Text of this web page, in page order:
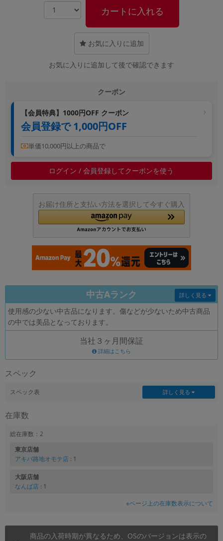
カートに入れる
お気に入りに追加
お気に入りに追加して後で確認できます
クーポン
【会員特典】1000円OFF クーポン
会員登録で 1,000円OFF
単価10,000円以上の商品で
ログイン / 会員登録してクーポンを使う
お届け住所と支払い方法を選択して今すぐ購入
中古Aランク
使用感の少ない中古品になります。傷などが少ないため中古商品
の中では美品となっております。
詳しく見る
当社３ヶ月間保証
詳細はこちら
スペック
スペック表 詳しく見る
在庫数
総在庫数：2
東京店舗
アキバ路地オモテ店 : 1
大阪店舗
なんば店 : 1
※ページ上の在庫数表示について
商品の入荷時期が異なるため、OSのバージョンは表示の
円 ～
年 月 まで
各項目のチェックボックスは「or検索」となります。
ただし機能別のみ「and検索」となります。